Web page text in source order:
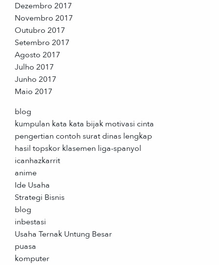
Dezembro 2017
Novembro 2017
Outubro 2017
Setembro 2017
Agosto 2017
Julho 2017
Junho 2017
Maio 2017
blog
kumpulan kata kata bijak motivasi cinta
pengertian contoh surat dinas lengkap
hasil topskor klasemen liga-spanyol
icanhazkarrit
anime
Ide Usaha
Strategi Bisnis
blog
inbestasi
Usaha Ternak Untung Besar
puasa
komputer